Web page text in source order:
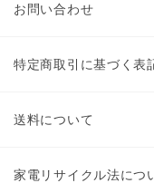
お問い合わせ
特定商取引に基づく表
送料について
家電リサイクル法につ